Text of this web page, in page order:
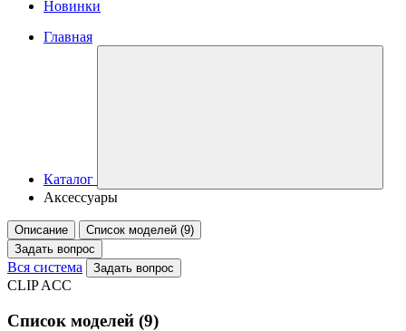
Новинки
Главная
Каталог
Аксессуары
Описание
Список моделей (9)
Задать вопрос
Вся система Задать вопрос
CLIP ACC
Список моделей (9)